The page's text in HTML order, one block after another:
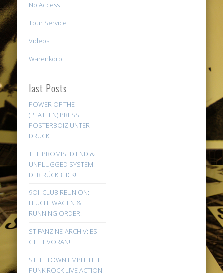
No Access
Tour Service
Videos
Warenkorb
last Posts
POWER OF THE
(PLATTEN) PRESS:
POSTERBOIZ UNTER
DRUCK!
THE PROMISED END &
UNPLUGGED SYSTEM:
DER RÜCKBLICK!
9Oi! CLUB REUNION:
FLUCHTWAGEN &
RUNNING ORDER!
ST FANZINE-ARCHIV: ES
GEHT VORAN!
STEELTOWN EMPFIEHLT:
PUNK ROCK LIVE ACTION!